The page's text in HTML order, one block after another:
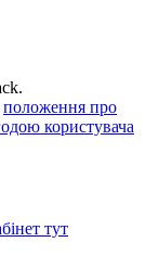
положення про
користувача
тут